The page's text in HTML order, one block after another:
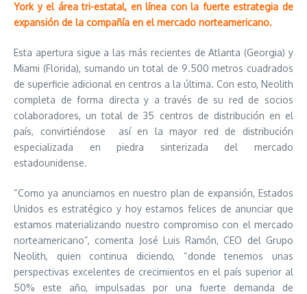
York y el área tri-estatal, en línea con la fuerte estrategia de
expansión de la compañía en el mercado norteamericano.
Esta apertura sigue a las más recientes de Atlanta (Georgia) y
Miami (Florida), sumando un total de 9.500 metros cuadrados
de superficie adicional en centros a la última. Con esto, Neolith
completa de forma directa y a través de su red de socios
colaboradores, un total de 35 centros de distribución en el
país, convirtiéndose así en la mayor red de distribución
especializada en piedra sinterizada del mercado
estadounidense.
“Como ya anunciamos en nuestro plan de expansión, Estados
Unidos es estratégico y hoy estamos felices de anunciar que
estamos materializando nuestro compromiso con el mercado
norteamericano”, comenta José Luis Ramón, CEO del Grupo
Neolith, quien continua diciendo, “donde tenemos unas
perspectivas excelentes de crecimientos en el país superior al
50% este año, impulsadas por una fuerte demanda de